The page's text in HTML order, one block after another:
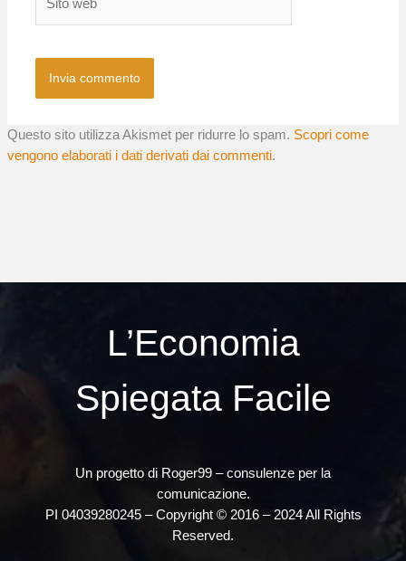
web
Questo sito utilizza Akismet per ridurre lo spam. Scopri come
vengono elaborati i dati derivati dai commenti.
L’Economia
Spiegata Facile
Un progetto di Roger99 – consulenze per la
comunicazione.
PI 04039280245 – Copyright © 2016 – 2024 All Rights
Reserved.